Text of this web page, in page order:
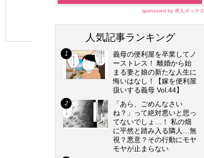
sponsored by 求人ボックス
人気記事ランキング
義母の便利屋を卒業してノ
ーストレス！ 離婚から始
まる妻と娘の新たな人生に
悔いはなし！【嫁を便利屋
扱いする義母 Vol.44】
「あら、ごめんなさい
ね？」って絶対悪いと思っ
てないでしょ…！ 私の畑
に平然と踏み入る隣人…無
視？悪意？その行動にモヤ
モヤが止まらない